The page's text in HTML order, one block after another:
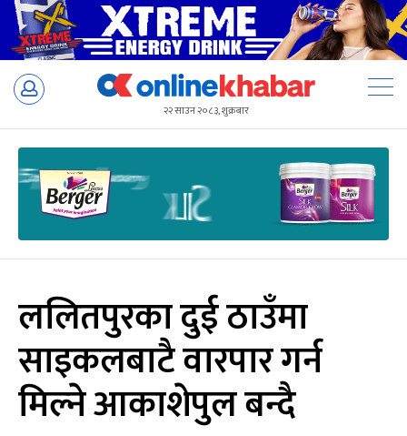
Skip
२२ साउन २०८३, शुक्रबार
ललितपुरका दुई ठाउँमा
साइकलबाटै वारपार गर्न
मिल्ने आकाशेपुल बन्दै